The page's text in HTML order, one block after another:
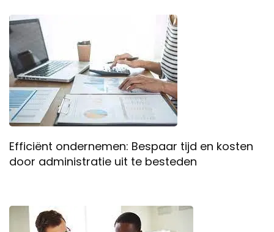
Efficiënt ondernemen: Bespaar tijd en kosten
door administratie uit te besteden